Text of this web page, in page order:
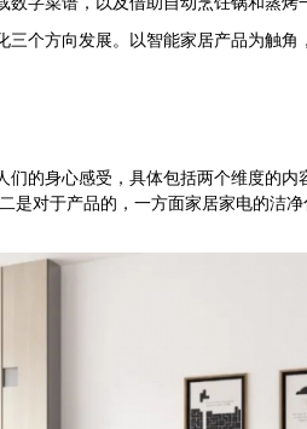
方向发展。以智能家居产品为触角
身心感受，具体包括两个维度的内
对于产品的，一方面家居家电的洁